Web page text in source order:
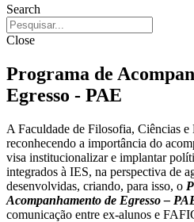
Search
Close
Programa de
Egresso - PAE
A Faculdade de Filosofia, Ciências
reconhecendo a importância do
visa institucionalizar e implantar
integrados à IES, na perspectiva de
desenvolvidas, criando, para isso, o
Acompanhamento de Egresso –
comunicação entre ex-alunos e